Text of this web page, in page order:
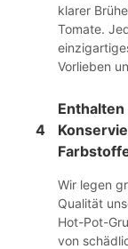
klarer
Tomate.
Vorlieben
4
Wir legen
Qualität
Hot-Pot-
von